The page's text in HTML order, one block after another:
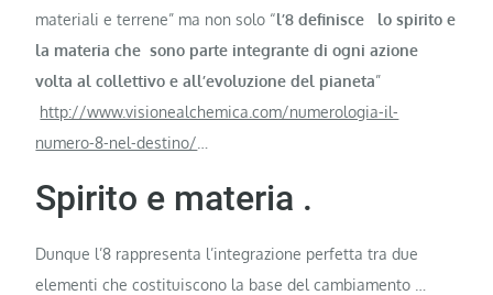
materiali e terrene” ma non solo “l’8 definisce lo spirito e
la materia che sono parte integrante di ogni azione
volta al collettivo e all’evoluzione del pianeta”
http://www.visionealchemica.com/numerologia-il-
numero-8-nel-destino/
Spirito e materia .
Dunque l’8 rappresenta l’integrazione perfetta tra due
elementi che costituiscono la base del cambiamento …